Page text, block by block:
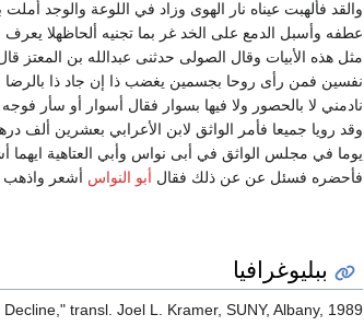
والقد فألهبت عيناه نار الهوى وزاد في اللوعة والوجد
عطفه وأسبل الدمع على الخد غر بما تجنيه ألحاظهلا
مثل هذه الأبيات وقال الصولى حدثنى عبدالله بن المعتز
نفسين فمن رأى روحا بجسمين يغضب ذا إن جاد ذا
نادمني لا بالحصور ولا فيها بسوار فقال أسوار أو سأر
وقد رويا جميعا فأمر الواثق لابن الأعرابي بعشرين
يوما في مجلس الواثق في أبى نواس وأبي العتاهية ايهما
فأحضره فسئل عن عن ذلك فقال أبو النواس أشعر واذهب
ببليوغرافيا
transl. Joel L. Kramer, SUNY, Albany, 1989